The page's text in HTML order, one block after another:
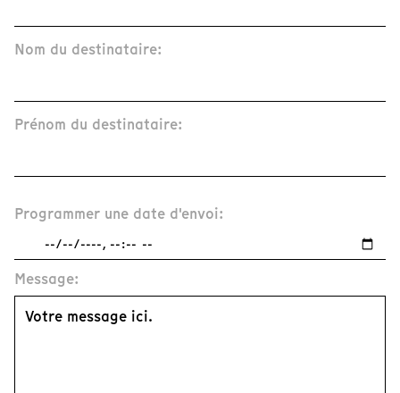
Nom du destinataire:
Prénom du destinataire:
Programmer une date d'envoi:
Message: